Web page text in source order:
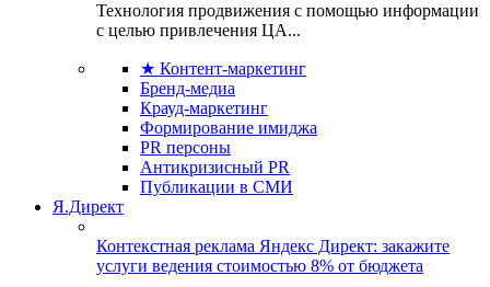
Технология продвижения с помощью информации
с целью привлечения ЦА...
★ Контент-маркетинг
Бренд-медиа
Крауд-маркетинг
Формирование имиджа
PR персоны
Антикризисный PR
Публикации в СМИ
Я.Директ
Контекстная реклама Яндекс Директ: закажите
услуги ведения стоимостью 8% от бюджета